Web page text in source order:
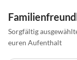
Sorgfältig
euren Aufenthalt